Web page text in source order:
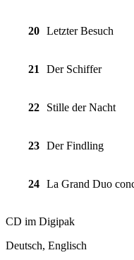
20 Letzter Besuch
21 Der Schiffer
22 Stille der Nacht
23 Der Findling
24 La Grand Duo
CD im Digipak
Deutsch, Englisch